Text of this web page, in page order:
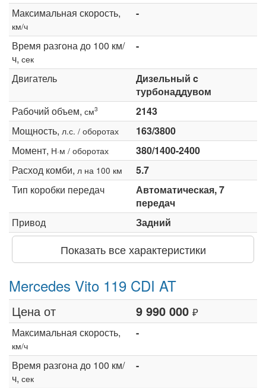
Максимальная скорость,
км/ч
-
Время разгона до 100 км/
ч, сек
-
Двигатель
Дизельный c
турбонаддувом
Рабочий объем, см3
2143
Мощность, л.с. / оборотах
163/3800
Момент, Н·м / оборотах
380/1400-2400
Расход комби, л на 100 км
5.7
Тип коробки передач
Автоматическая, 7
передач
Привод
Задний
Показать все характеристики
Mercedes Vito 119 CDI AT
Цена от 9 990 000 ₽
Максимальная скорость,
км/ч
-
Время разгона до 100 км/
ч, сек
-